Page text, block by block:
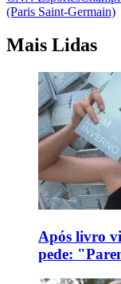
(Paris Saint-Germain)
Mais Lidas
Após livro
pede: